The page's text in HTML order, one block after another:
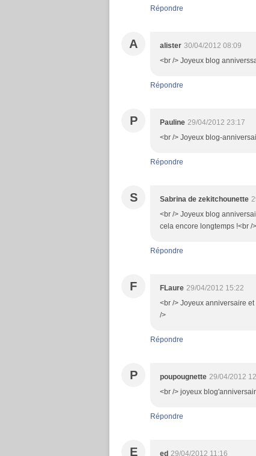
Répondre
A alister 30/04/2012 08:09
<br /> Joyeux blog
Répondre
P Pauline 29/04/2012 23:17
<br /> Joyeux blog-
Répondre
S Sabrina de zekitchounette
<br /> Joyeux blog
cela encore longtemps !<br /
Répondre
F FLaure 29/04/2012 15:22
<br /> Joyeux anniversaire
/>
Répondre
P poupougnette 29/04/2012
<br /> joyeux
Répondre
E ed 29/04/2012 11:16